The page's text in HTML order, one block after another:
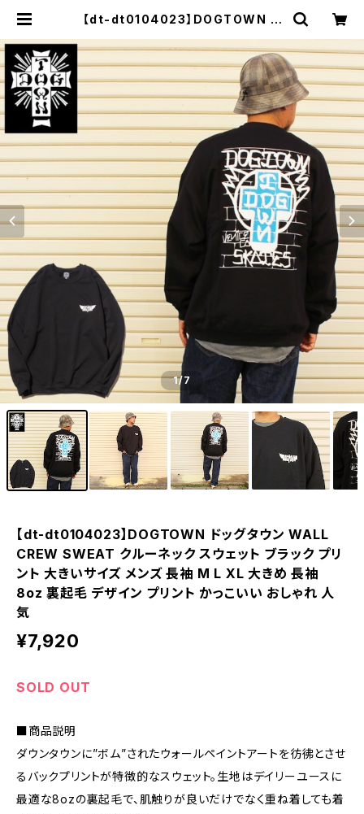
【dt-dt0104023】DOGTOWN ド
クルーネック スウェット ブラック プ
リント 大きいサイズ メンズ 長袖 M L
XL 大きめ 長袖 8oz 裏起毛 デザイ
ン プリント かっこいい おしゃれ 人気
| セレクトショップ【P.C.H】
1/7
【dt-dt0104023】DOGTOWN ドッグタウン WALL
CREW SWEAT クルーネック スウェット ブラック プリ
ント 大きいサイズ メンズ 長袖 M L XL 大きめ 長袖
8oz 裏起毛 デザイン プリント かっこいい おしゃれ 人
気
¥7,920
SOLD OUT
■商品説明
ダウンタウンに”ボム”されたウォールペイントアートを彷彿とさせ
るバックプリントが特徴的なスウェット。生地はデイリーユースに
最適な8ozの裏起毛で、肌触りが良いだけでなく重ね着しても着